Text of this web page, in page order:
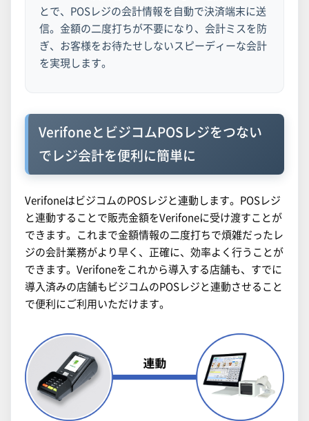
とで、POSレジの会計情報を自動で決済端末に送
信。金額の二度打ちが不要になり、会計ミスを防
ぎ、お客様をお待たせしないスピーディーな会計
を実現します。
VerifoneとビジコムPOSレジをつない
でレジ会計を便利に簡単に
VerifoneはビジコムのPOSレジと連動します。POSレジ
と連動することで販売金額をVerifoneに受け渡すことが
できます。これまで金額情報の二度打ちで煩雑だったレ
ジの会計業務がより早く、正確に、効率よく行うことが
できます。Verifoneをこれから導入する店舗も、すでに
導入済みの店舗もビジコムのPOSレジと連動させること
で便利にご利用いただけます。